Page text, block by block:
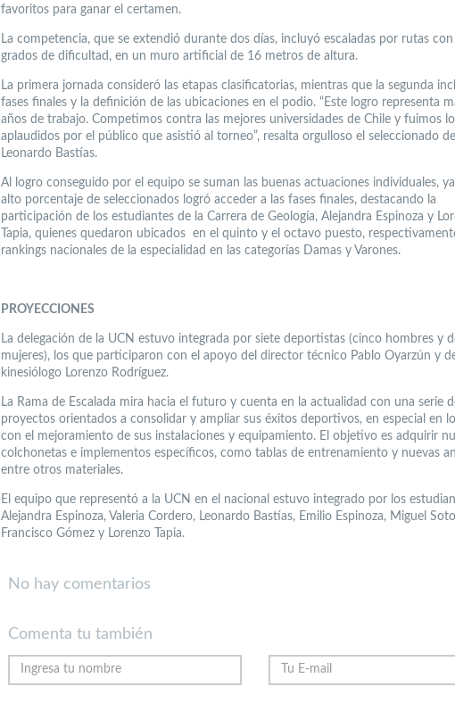
favoritos para ganar el certamen.
La competencia, que se extendió durante dos días, incluyó escaladas por rutas
grados de dificultad, en un muro artificial de 16 metros de altura.
La primera jornada consideró las etapas clasificatorias, mientras que la segunda
fases finales y la definición de las ubicaciones en el podio. “Este logro representa
años de trabajo. Competimos contra las mejores universidades de Chile y fuimos
aplaudidos por el público que asistió al torneo”, resalta orgulloso el seleccionado
Leonardo Bastías.
Al logro conseguido por el equipo se suman las buenas actuaciones individuales,
alto porcentaje de seleccionados logró acceder a las fases finales, destacando la
participación de los estudiantes de la Carrera de Geología, Alejandra Espinoza y
Tapia, quienes quedaron ubicados en el quinto y el octavo puesto,
rankings nacionales de la especialidad en las categorías Damas y Varones.
PROYECCIONES
La delegación de la UCN estuvo integrada por siete deportistas (cinco hombres y
mujeres), los que participaron con el apoyo del director técnico Pablo Oyarzún y
kinesiólogo Lorenzo Rodríguez.
La Rama de Escalada mira hacia el futuro y cuenta en la actualidad con una serie
proyectos orientados a consolidar y ampliar sus éxitos deportivos, en especial en
con el mejoramiento de sus instalaciones y equipamiento. El objetivo es adquirir
colchonetas e implementos específicos, como tablas de entrenamiento y nuevas
entre otros materiales.
El equipo que representó a la UCN en el nacional estuvo integrado por los
Alejandra Espinoza, Valeria Cordero, Leonardo Bastías, Emilio Espinoza, Miguel
Francisco Gómez y Lorenzo Tapia.
No hay comentarios
Comenta tu también